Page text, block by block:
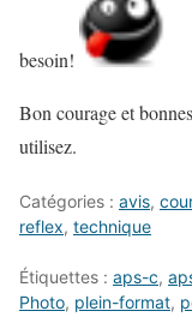
besoin!
Bon courage et
utilisez.
Catégories : avis,
reflex, technique
Étiquettes : aps-c,
Photo, plein-format,